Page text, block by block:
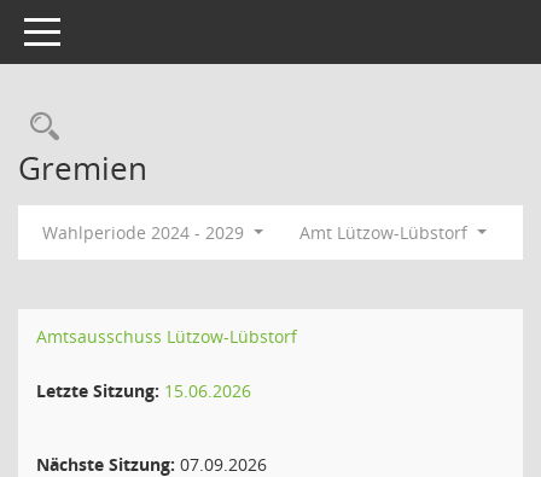
Toggle navigation
Rechercheauswahl
Gremien
Wahlperiode 2024 - 2029 Amt Lützow-Lübstorf
Amtsausschuss Lützow-Lübstorf
Letzte Sitzung: 15.06.2026
Nächste Sitzung: 07.09.2026